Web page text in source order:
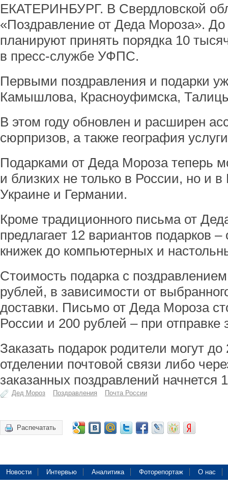
ЕКАТЕРИНБУРГ. В Свердловской
«Поздравление от Деда Мороза». До
планируют принять порядка 10
в пресс-службе УФПС.
Первыми поздравления и подарки
Камышлова, Красноуфимска,
В этом году обновлен и расширен
сюрпризов, а также география
Подарками от Деда Мороза теперь
и близких не только в России, но и
Украине и Германии.
Кроме традиционного письма от
предлагает 12 вариантов подарков
книжек до компьютерных и
Стоимость подарка с
рублей, в зависимости от
доставки. Письмо от Деда Мороза
России и 200 рублей – при отправке
Заказать подарок родители могут
отделении почтовой связи либо
заказанных поздравлений начнется
Дед Мороз Поздравления Почта России
Распечатать
Новости Интервью Аналитика Фоторепортаж О нас